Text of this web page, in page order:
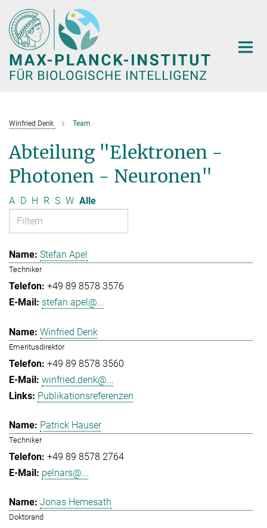
Hauptinhalt
Winfried Denk Team
Abteilung "Elektronen -
Photonen - Neuronen"
A D H R S W Alle
Stefan Apel
Techniker
+49 89 8578 3576
stefan.apel@...
Winfried Denk
Emeritusdirektor
+49 89 8578 3560
winfried.denk@...
Publikationsreferenzen
Patrick Hauser
Techniker
+49 89 8578 2764
pelnars@...
Jonas Hemesath
Doktorand